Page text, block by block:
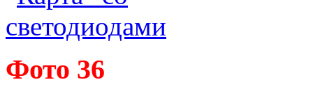
Фото 36